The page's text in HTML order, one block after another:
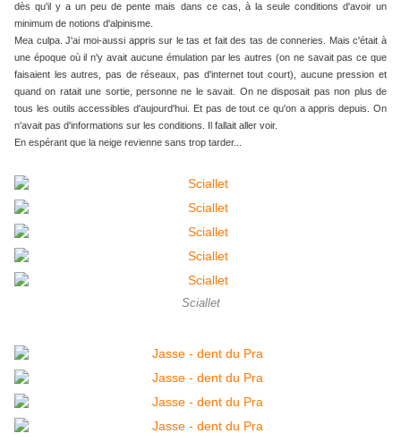
dès qu'il y a un peu de pente mais dans ce cas, à la seule conditions d'avoir un
minimum de notions d'alpinisme.
Mea culpa. J'ai moi-aussi appris sur le tas et fait des tas de conneries. Mais c'était à
une époque où il n'y avait aucune émulation par les autres (on ne savait pas ce que
faisaient les autres, pas de réseaux, pas d'internet tout court), aucune pression et
quand on ratait une sortie, personne ne le savait. On ne disposait pas non plus de
tous les outils accessibles d'aujourd'hui. Et pas de tout ce qu'on a appris depuis. On
n'avait pas d'informations sur les conditions. Il fallait aller voir.
En espérant que la neige revienne sans trop tarder...
Sciallet